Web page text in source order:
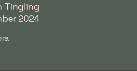
Tingling
2024